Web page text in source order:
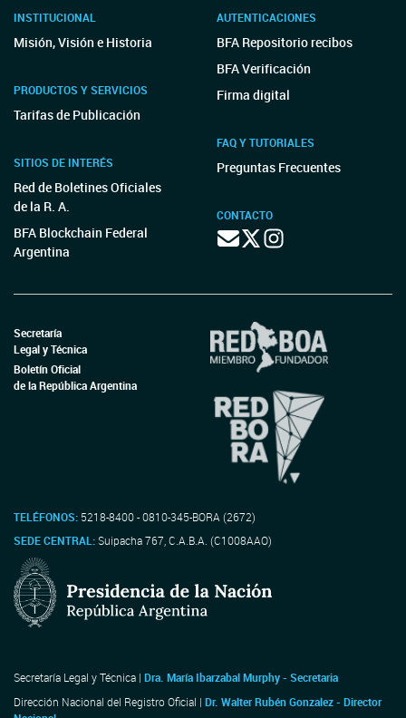
INSTITUCIONAL
Misión, Visión e Historia
PRODUCTOS Y SERVICIOS
Tarifas de Publicación
SITIOS DE INTERÉS
Red de Boletines Oficiales
de la R. A.
BFA Blockchain Federal
Argentina
AUTENTICACIONES
BFA Repositorio recibos
BFA Verificación
Firma digital
FAQ Y TUTORIALES
Preguntas Frecuentes
CONTACTO
Secretaría
Legal y Técnica
Boletín Oficial
de la República Argentina
TELÉFONOS: 5218-8400 - 0810-345-BORA (2672)
SEDE CENTRAL:Suipacha 767, C.A.B.A. (C1008AAO)
Secretaría Legal y Técnica | Dra. María Ibarzabal Murphy - Secretaria
Dirección Nacional del Registro Oficial | Dr. Walter Rubén Gonzalez - Director